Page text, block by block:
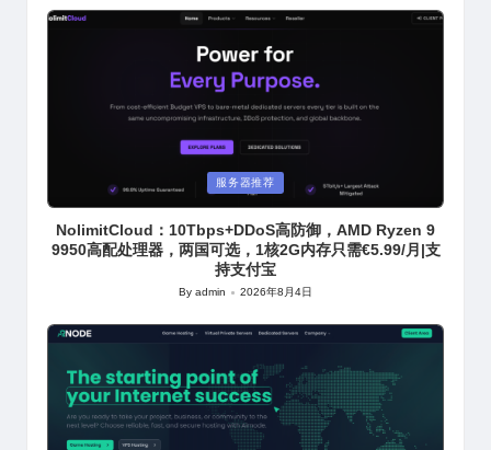
Posted
in
服务器推荐
NolimitCloud：10Tbps+DDoS高防御，AMD Ryzen 9
9950高配处理器，两国可选，1核2G内存只需€5.99/月|支
持支付宝
Posted
Byadmin 2026年8月4日